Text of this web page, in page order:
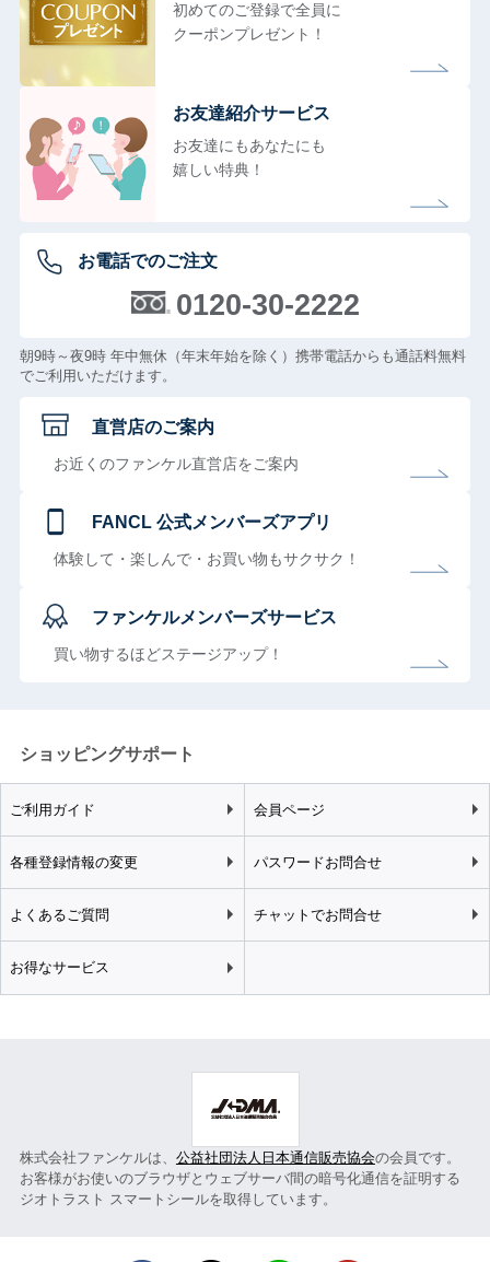
初めてのご登録で全員に
クーポンプレゼント！
お友達紹介サービス
お友達にもあなたにも
嬉しい特典！
お電話でのご注文
0120-30-2222
朝9時～夜9時 年中無休（年末年始を除く）携帯電話からも通話料無料
でご利用いただけます。
直営店のご案内
お近くのファンケル直営店をご案内
FANCL 公式メンバーズアプリ
体験して・楽しんで・お買い物もサクサク！
ファンケルメンバーズサービス
買い物するほどステージアップ！
ショッピングサポート
ご利用ガイド 会員ページ
各種登録情報の変更 パスワードお問合せ
よくあるご質問 チャットでお問合せ
お得なサービス
株式会社ファンケルは、 公益社団法人日本通信販売協会の会員です。
お客様がお使いのブラウザとウェブサーバ間の暗号化通信を証明する
ジオトラスト スマートシールを取得しています。